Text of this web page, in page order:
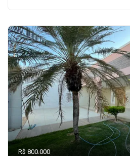
R$ 800.000